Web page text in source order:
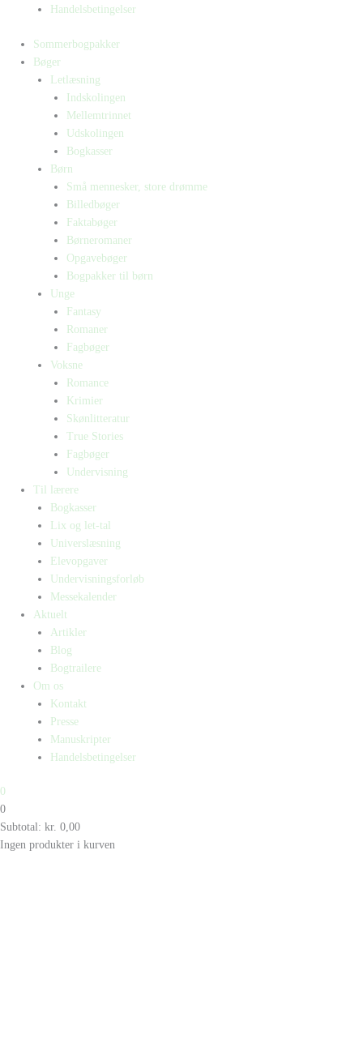
Handelsbetingelser
Sommerbogpakker
Bøger
Letlæsning
Indskolingen
Mellemtrinnet
Udskolingen
Bogkasser
Børn
Små mennesker, store drømme
Billedbøger
Faktabøger
Børneromaner
Opgavebøger
Bogpakker til børn
Unge
Fantasy
Romaner
Fagbøger
Voksne
Romance
Krimier
Skønlitteratur
True Stories
Fagbøger
Undervisning
Til lærere
Bogkasser
Lix og let-tal
Universlæsning
Elevopgaver
Undervisningsforløb
Messekalender
Aktuelt
Artikler
Blog
Bogtrailere
Om os
Kontakt
Presse
Manuskripter
Handelsbetingelser
0
0
Subtotal: kr. 0,00
Ingen produkter i kurven